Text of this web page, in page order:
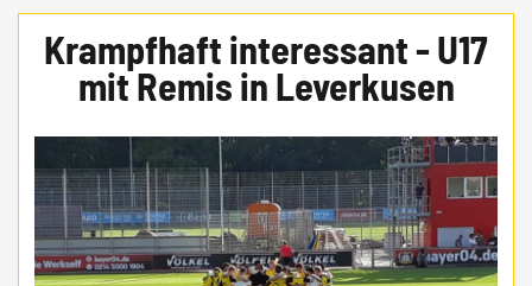
Krampfhaft interessant - U17
mit Remis in Leverkusen